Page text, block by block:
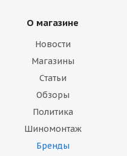
О магазине
Новости
Магазины
Статьи
Обзоры
Политика
Шиномонтаж
Бренды